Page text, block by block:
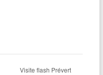
Visite flash Prévert